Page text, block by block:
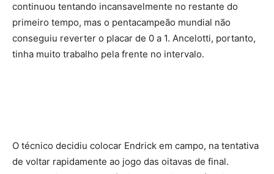
continuou tentando incansavelmente no restante do
primeiro tempo, mas o pentacampeão mundial não
conseguiu reverter o placar de 0 a 1. Ancelotti, portanto,
tinha muito trabalho pela frente no intervalo.
O técnico decidiu colocar Endrick em campo, na tentativa
de voltar rapidamente ao jogo das oitavas de final.